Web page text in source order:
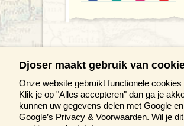
Djoser maakt gebruik van
Onze website gebruikt functionele
Klik je op "Alles accepteren" dan ga je
kunnen uw gegevens delen met Google
Google’s Privacy & Voorwaarden. Wil je